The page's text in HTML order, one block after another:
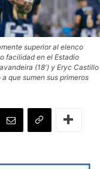
superior al elenco
facilidad en el Estadio
(18′) y Eryc Castillo
que sumen sus primeros